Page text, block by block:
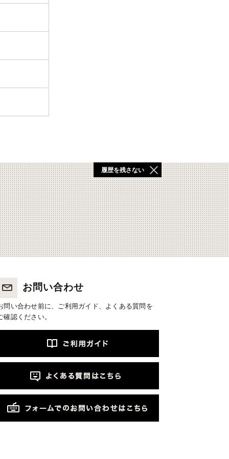
履歴を残さない
お問い合わせ
問い合わせ前に、ご利用ガイド、よくある質問を
確認ください。